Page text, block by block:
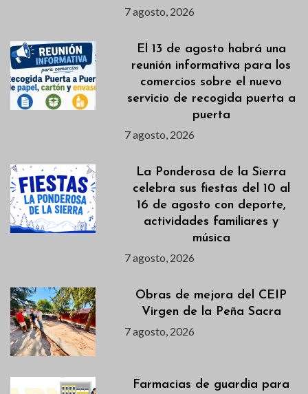
7 agosto, 2026
El 13 de agosto habrá una
reunión informativa para los
comercios sobre el nuevo
servicio de recogida puerta a
puerta
7 agosto, 2026
La Ponderosa de la Sierra
celebra sus fiestas del 10 al
16 de agosto con deporte,
actividades familiares y
música
7 agosto, 2026
Obras de mejora del CEIP
Virgen de la Peña Sacra
7 agosto, 2026
Farmacias de guardia para